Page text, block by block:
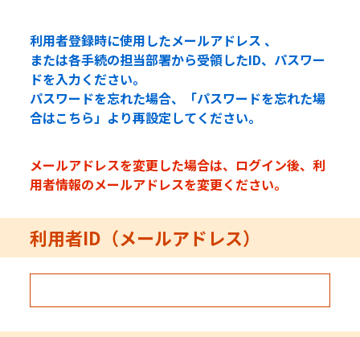
利用者登録時に使用したメールアドレス 、
または各手続の担当部署から受領したID、パスワー
ドを入力ください。
パスワードを忘れた場合、「パスワードを忘れた場
合はこちら」より再設定してください。
メールアドレスを変更した場合は、ログイン後、利
用者情報のメールアドレスを変更ください。
利用者ID（メールアドレス）